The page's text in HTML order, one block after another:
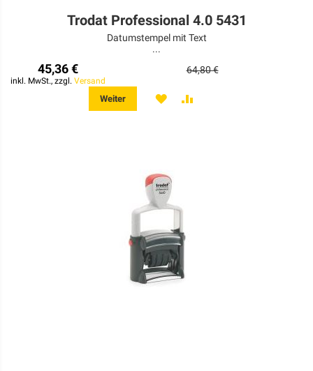
Trodat Professional 4.0 5431
Datumstempel mit Text
...
45,36 €
inkl. MwSt., zzgl. Versand
64,80 €
Weiter MERKEN